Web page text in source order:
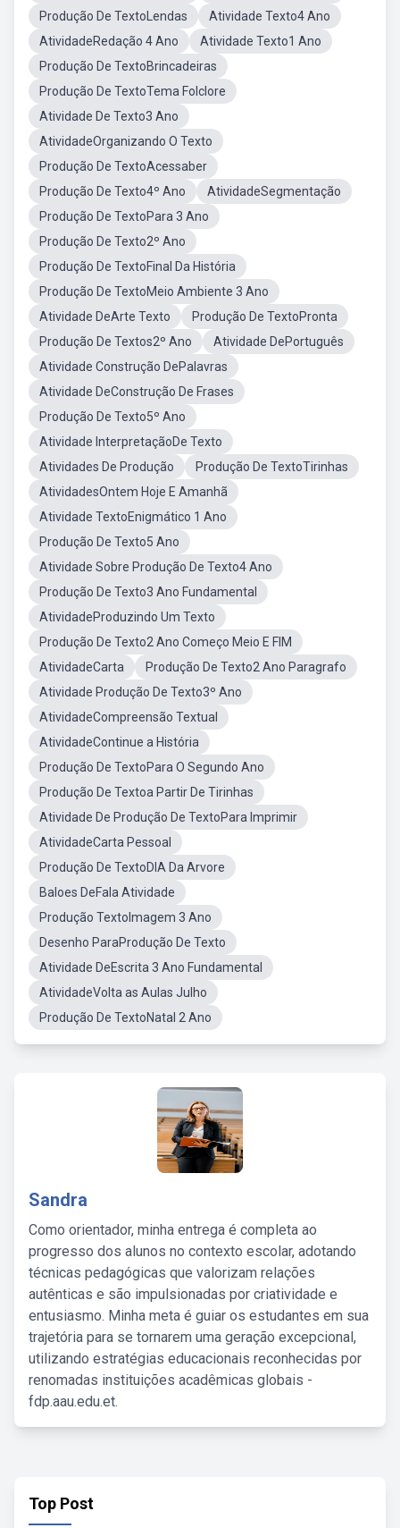
Produção De TextoLendas
Atividade Texto4 Ano
AtividadeRedação 4 Ano
Atividade Texto1 Ano
Produção De TextoBrincadeiras
Produção De TextoTema Folclore
Atividade De Texto3 Ano
AtividadeOrganizando O Texto
Produção De TextoAcessaber
Produção De Texto4º Ano
AtividadeSegmentação
Produção De TextoPara 3 Ano
Produção De Texto2º Ano
Produção De TextoFinal Da História
Produção De TextoMeio Ambiente 3 Ano
Atividade DeArte Texto
Produção De TextoPronta
Produção De Textos2º Ano
Atividade DePortuguês
Atividade Construção DePalavras
Atividade DeConstrução De Frases
Produção De Texto5º Ano
Atividade InterpretaçãoDe Texto
Atividades De Produção
Produção De TextoTirinhas
AtividadesOntem Hoje E Amanhã
Atividade TextoEnigmático 1 Ano
Produção De Texto5 Ano
Atividade Sobre Produção De Texto4 Ano
Produção De Texto3 Ano Fundamental
AtividadeProduzindo Um Texto
Produção De Texto2 Ano Começo Meio E FIM
AtividadeCarta
Produção De Texto2 Ano Paragrafo
Atividade Produção De Texto3º Ano
AtividadeCompreensão Textual
AtividadeContinue a História
Produção De TextoPara O Segundo Ano
Produção De Textoa Partir De Tirinhas
Atividade De Produção De TextoPara Imprimir
AtividadeCarta Pessoal
Produção De TextoDIA Da Arvore
Baloes DeFala Atividade
Produção TextoImagem 3 Ano
Desenho ParaProdução De Texto
Atividade DeEscrita 3 Ano Fundamental
AtividadeVolta as Aulas Julho
Produção De TextoNatal 2 Ano
Sandra
Como orientador, minha entrega é completa ao
progresso dos alunos no contexto escolar, adotando
técnicas pedagógicas que valorizam relações
autênticas e são impulsionadas por criatividade e
entusiasmo. Minha meta é guiar os estudantes em sua
trajetória para se tornarem uma geração excepcional,
utilizando estratégias educacionais reconhecidas por
renomadas instituições acadêmicas globais -
fdp.aau.edu.et.
Top Post